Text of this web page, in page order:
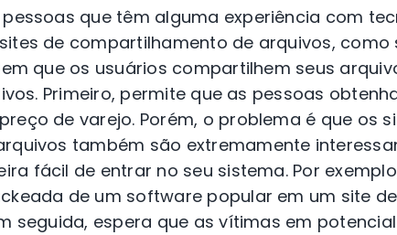
que têm alguma experiência com
de compartilhamento de arquivos, como
que os usuários compartilhem seus
Primeiro, permite que as pessoas
de varejo. Porém, o problema é que os
também são extremamente
fácil de entrar no seu sistema. Por
de um software popular em um site
seguida, espera que as vítimas em